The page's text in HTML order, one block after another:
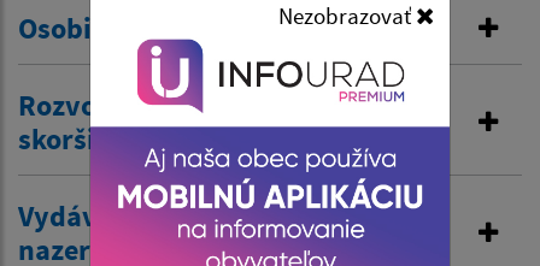
Nezobrazovať
Osobitná matrika
Rozvod manželstva a prijatie
skoršieho priezviska
Vydávanie výpisov z matriky a
nazeranie do matriky